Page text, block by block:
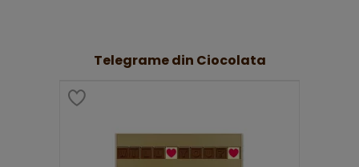
Telegrame din Ciocolata